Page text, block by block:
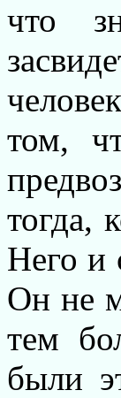
что
том,
тогда,
Него и
Он не
тем
были